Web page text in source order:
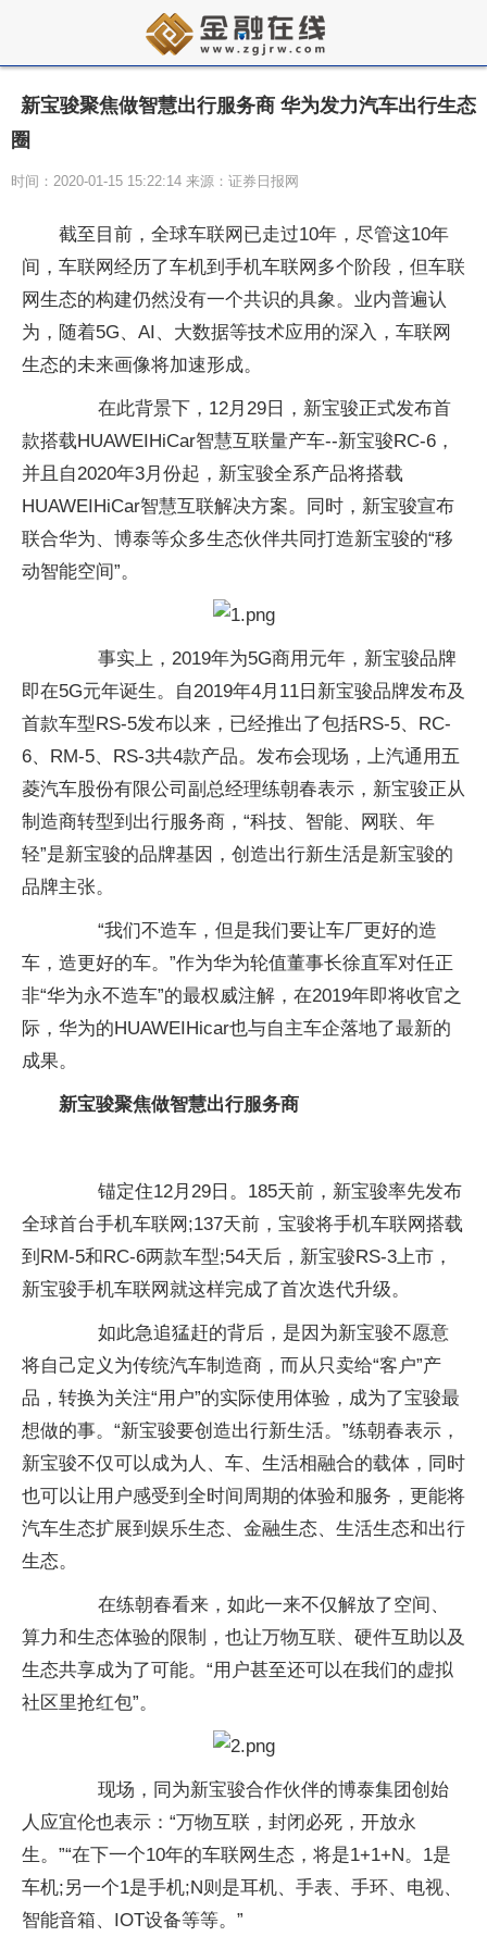
新宝骏聚焦做智慧出行服务商 华为发力汽车出行生态
圈
时间：2020-01-15 15:22:14 来源：证券日报网
截至目前，全球车联网已走过10年，尽管这10年
间，车联网经历了车机到手机车联网多个阶段，但车联
网生态的构建仍然没有一个共识的具象。业内普遍认
为，随着5G、AI、大数据等技术应用的深入，车联网
生态的未来画像将加速形成。
在此背景下，12月29日，新宝骏正式发布首
款搭载HUAWEIHiCar智慧互联量产车--新宝骏RC-6，
并且自2020年3月份起，新宝骏全系产品将搭载
HUAWEIHiCar智慧互联解决方案。同时，新宝骏宣布
联合华为、博泰等众多生态伙伴共同打造新宝骏的“移
动智能空间”。
事实上，2019年为5G商用元年，新宝骏品牌
即在5G元年诞生。自2019年4月11日新宝骏品牌发布及
首款车型RS-5发布以来，已经推出了包括RS-5、RC-
6、RM-5、RS-3共4款产品。发布会现场，上汽通用五
菱汽车股份有限公司副总经理练朝春表示，新宝骏正从
制造商转型到出行服务商，“科技、智能、网联、年
轻”是新宝骏的品牌基因，创造出行新生活是新宝骏的
品牌主张。
“我们不造车，但是我们要让车厂更好的造
车，造更好的车。”作为华为轮值董事长徐直军对任正
非“华为永不造车”的最权威注解，在2019年即将收官之
际，华为的HUAWEIHicar也与自主车企落地了最新的
成果。
新宝骏聚焦做智慧出行服务商
锚定住12月29日。185天前，新宝骏率先发布
全球首台手机车联网;137天前，宝骏将手机车联网搭载
到RM-5和RC-6两款车型;54天后，新宝骏RS-3上市，
新宝骏手机车联网就这样完成了首次迭代升级。
如此急追猛赶的背后，是因为新宝骏不愿意
将自己定义为传统汽车制造商，而从只卖给“客户”产
品，转换为关注“用户”的实际使用体验，成为了宝骏最
想做的事。“新宝骏要创造出行新生活。”练朝春表示，
新宝骏不仅可以成为人、车、生活相融合的载体，同时
也可以让用户感受到全时间周期的体验和服务，更能将
汽车生态扩展到娱乐生态、金融生态、生活生态和出行
生态。
在练朝春看来，如此一来不仅解放了空间、
算力和生态体验的限制，也让万物互联、硬件互助以及
生态共享成为了可能。“用户甚至还可以在我们的虚拟
社区里抢红包”。
现场，同为新宝骏合作伙伴的博泰集团创始
人应宜伦也表示：“万物互联，封闭必死，开放永
生。”“在下一个10年的车联网生态，将是1+1+N。1是
车机;另一个1是手机;N则是耳机、手表、手环、电视、
智能音箱、IOT设备等等。”